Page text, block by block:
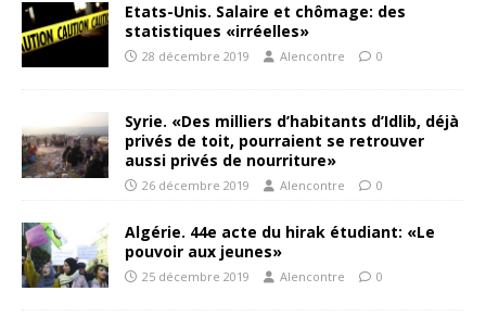
Etats-Unis. Salaire et chômage: des
statistiques «irréelles»
28 décembre 2019 Alencontre 0
Syrie. «Des milliers d’habitants d’Idlib, déjà
privés de toit, pourraient se retrouver
aussi privés de nourriture»
26 décembre 2019 Alencontre 0
Algérie. 44e acte du hirak étudiant: «Le
pouvoir aux jeunes»
25 décembre 2019 Alencontre 0